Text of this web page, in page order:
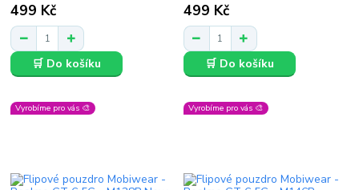
499 Kč
🛒 Do košíku
499 Kč
🛒 Do košíku
Vyrobíme pro vás 🎨 Vyrobíme pro vás 🎨